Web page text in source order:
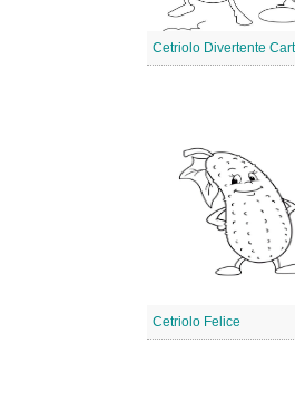
Cetriolo Felice